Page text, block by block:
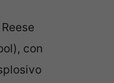
con